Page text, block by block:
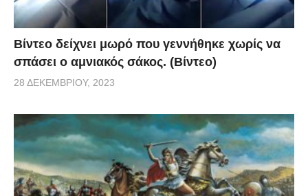
Βίντεο δείχνει μωρό που γεννήθηκε χωρίς να
σπάσει ο αμνιακός σάκος. (Βίντεο)
28 ΔΕΚΕΜΒΡΊΟΥ, 2023